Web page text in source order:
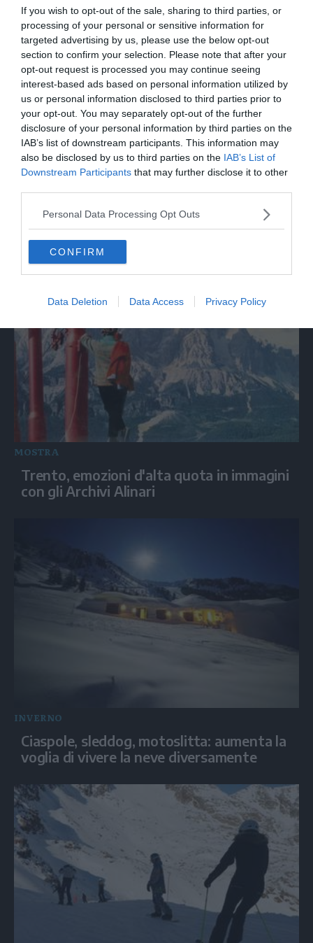
If you wish to opt-out of the sale, sharing to third parties, or
processing of your personal or sensitive information for
targeted advertising by us, please use the below opt-out
section to confirm your selection. Please note that after your
opt-out request is processed you may continue seeing
interest-based ads based on personal information utilized by
us or personal information disclosed to third parties prior to
your opt-out. You may separately opt-out of the further
disclosure of your personal information by third parties on the
IAB’s list of downstream participants. This information may
also be disclosed by us to third parties on the IAB’s List of
Downstream Participants that may further disclose it to other
Personal Data Processing Opt Outs
CONFIRM
Data Deletion Data Access Privacy Policy
Migliaia di orme di dinosauri scoperte nel
Parco dello Stelvio
MOSTRA
Trento, emozioni d'alta quota in immagini
con gli Archivi Alinari
INVERNO
Ciaspole, sleddog, motoslitta: aumenta la
voglia di vivere la neve diversamente